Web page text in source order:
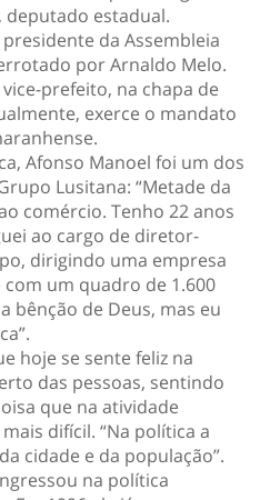
deputado estadual.
da Assembleia
por Arnaldo Melo.
prefeito, na chapa de
exerce o mandato
Afonso Manoel foi um dos
Lusitana: “Metade da
comércio. Tenho 22 anos
ao cargo de diretor-
dirigindo uma empresa
um quadro de 1.600
bênção de Deus, mas eu
hoje se sente feliz na
das pessoas, sentindo
que na atividade
difícil. “Na política a
cidade e da população”.
na política